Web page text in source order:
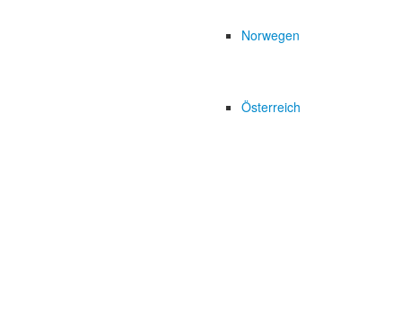
Norwegen
Österreich